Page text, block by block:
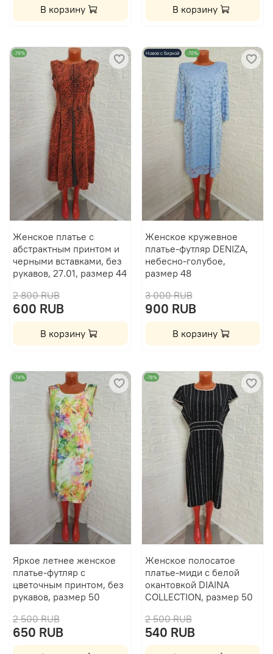
В корзину В корзину
-79%
Женское платье с
абстрактным принтом и
черными вставками, без
рукавов, 27.01, размер 44
2 800 RUB
600 RUB
В корзину
Новое с биркой -70%
Женское кружевное
платье-футляр DENIZA,
небесно-голубое,
размер 48
3 000 RUB
900 RUB
В корзину
-74%
Яркое летнее женское
платье-футляр с
цветочным принтом, без
рукавов, размер 50
2 500 RUB
650 RUB
-78%
Женское полосатое
платье-миди с белой
окантовкой DIAINA
COLLECTION, размер 50
2 500 RUB
540 RUB